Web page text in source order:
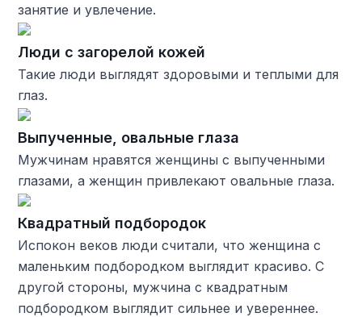
занятие и увлечение.
Люди с загорелой кожей
Такие люди выглядят здоровыми и теплыми для
глаз.
Выпученные, овальные глаза
Мужчинам нравятся женщины с выпученными
глазами, а женщин привлекают овальные глаза.
Квадратный подбородок
Испокон веков люди считали, что женщина с
маленьким подбородком выглядит красиво. С
другой стороны, мужчина с квадратным
подбородком выглядит сильнее и увереннее.